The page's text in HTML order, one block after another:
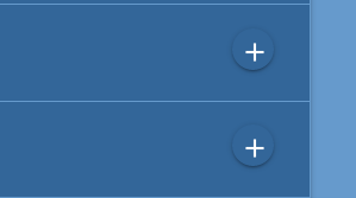
add
add